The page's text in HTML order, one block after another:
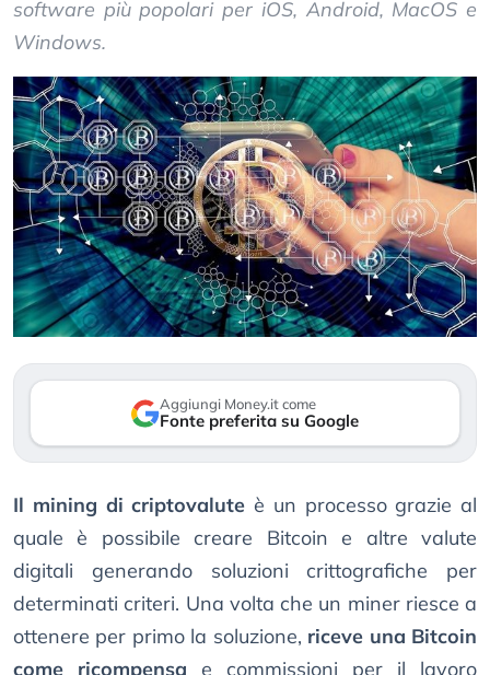
software più popolari per iOS, Android, MacOS e
Windows.
Aggiungi Money.it come
Fonte preferita su Google
Il mining di criptovalute è un processo grazie al
quale è possibile creare Bitcoin e altre valute
digitali generando soluzioni crittografiche per
determinati criteri. Una volta che un miner riesce a
ottenere per primo la soluzione, riceve una Bitcoin
come ricompensa e commissioni per il lavoro